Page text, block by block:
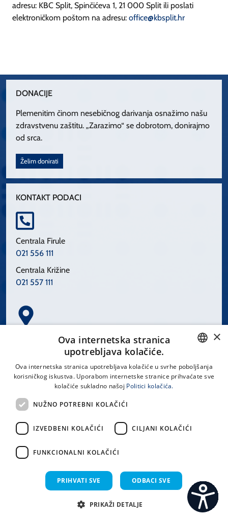
adresu: KBC Split, Spinčićeva 1, 21 000 Split ili poslati
elektroničkom poštom na adresu: office@kbsplit.hr
DONACIJE
Plemenitim činom nesebičnog darivanja osnažimo našu
zdravstvenu zaštitu. „Zarazimo“ se dobrotom, donirajmo
od srca.
Želim donirati
KONTAKT PODACI
Centrala Firule
021 556 111
Centrala Križine
021 557 111
Spinčićeva 1, 21000 Split
LINKOVI
Uvjeti korištenja
CROATIAN
×
Ova internetska stranica
upotrebljava kolačiće.
Ova internetska stranica upotrebljava kolačiće u svrhe poboljšanja
korisničkog iskustva. Uporabom internetske stranice prihvaćate sve
kolačiće sukladno našoj Politici kolačića.
NUŽNO POTREBNI KOLAČIĆI
IZVEDBENI KOLAČIĆI CILJANI KOLAČIĆI
FUNKCIONALNI KOLAČIĆI
PRIHVATI SVE ODBACI SVE
PRIKAŽI DETALJE